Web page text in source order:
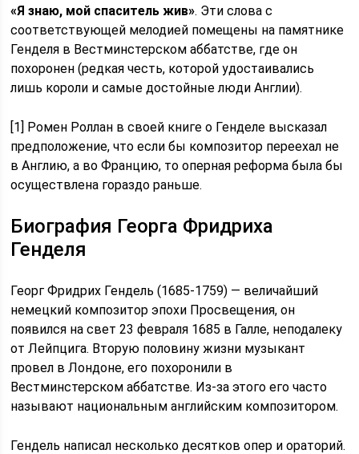
«Я знаю, мой спаситель жив». Эти слова с
соответствующей мелодией помещены на памятнике
Генделя в Вестминстерском аббатстве, где он
похоронен (редкая честь, которой удостаивались
лишь короли и самые достойные люди Англии).
[1] Ромен Роллан в своей книге о Генделе высказал
предположение, что если бы композитор переехал не
в Англию, а во Францию, то оперная реформа была бы
осуществлена гораздо раньше.
Биография Георга Фридриха
Генделя
Георг Фридрих Гендель (1685-1759) — величайший
немецкий композитор эпохи Просвещения, он
появился на свет 23 февраля 1685 в Галле, неподалеку
от Лейпцига. Вторую половину жизни музыкант
провел в Лондоне, его похоронили в
Вестминстерском аббатстве. Из-за этого его часто
называют национальным английским композитором.
Гендель написал несколько десятков опер и ораторий.